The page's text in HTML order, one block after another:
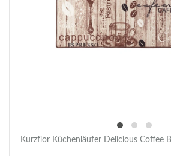
Kurzflor Küchenläufer Delicious Coffee